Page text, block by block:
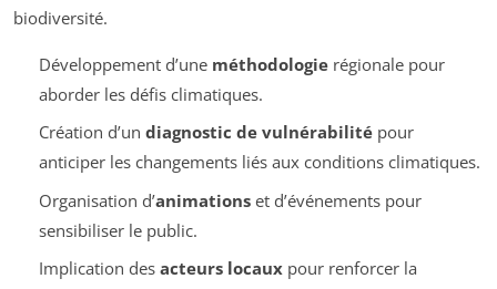
biodiversité.
Développement d’une méthodologierégionale pour
aborder les défis climatiques.
Création d’un diagnostic de vulnérabilitépour
anticiper les changements liés aux conditions climatiques.
Organisation d’animationset d’événements pour
sensibiliser le public.
Implication des acteurs locauxpour renforcer la